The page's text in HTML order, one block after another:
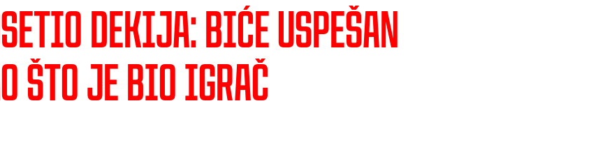
Dekija: Biće uspešan
što je bio igrač